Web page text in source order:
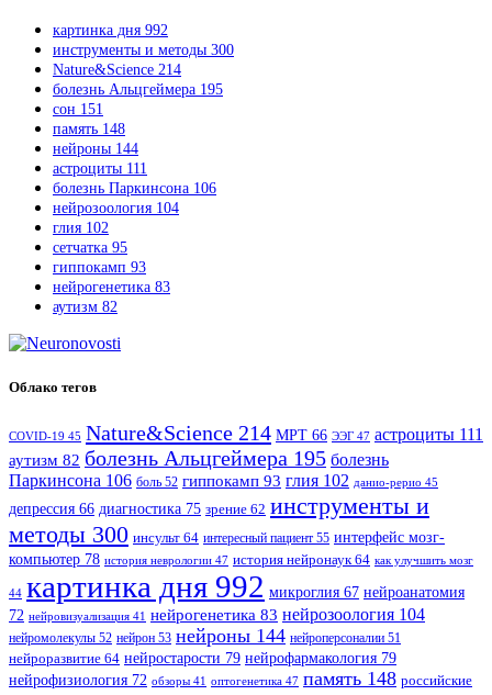
картинка дня 992
инструменты и методы 300
Nature&Science 214
болезнь Альцгеймера 195
сон 151
память 148
нейроны 144
астроциты 111
болезнь Паркинсона 106
нейрозоология 104
глия 102
сетчатка 95
гиппокамп 93
нейрогенетика 83
аутизм 82
Облако тегов
COVID-19 45 Nature&Science 214 МРТ 66 ЭЭГ 47 астроциты 111
аутизм 82 болезнь Альцгеймера 195 болезнь
Паркинсона 106 боль 52 гиппокамп 93 глия 102 данио-рерио 45
депрессия 66 диагностика 75 зрение 62 инструменты и
методы 300 инсульт 64 интересный пациент 55 интерфейс мозг-
компьютер 78 история неврологии 47 история нейронаук 64 как улучшить мозг
44 картинка дня 992 микроглия 67 нейроанатомия
72 нейровизуализация 41 нейрогенетика 83 нейрозоология 104
нейромолекулы 52 нейрон 53 нейроны 144 нейроперсоналии 51
нейроразвитие 64 нейростарости 79 нейрофармакология 79
нейрофизиология 72 обзоры 41 оптогенетика 47 память 148 российские